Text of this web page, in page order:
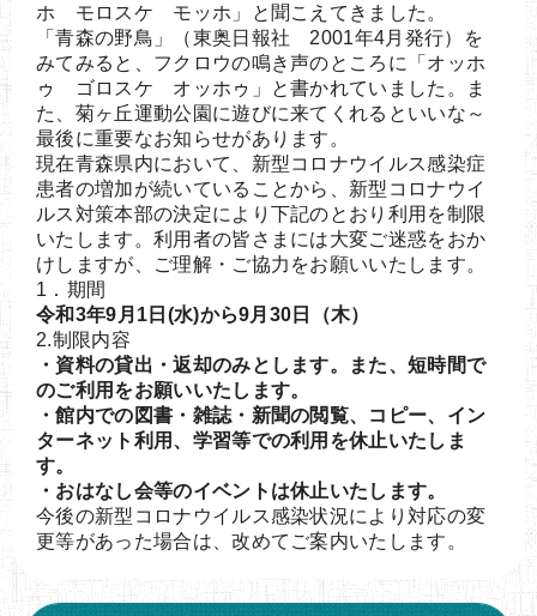
ホ モロスケ モッホ」と聞こえてきました。
「青森の野鳥」（東奥日報社 2001年4月発行）を
みてみると、フクロウの鳴き声のところに「オッホ
ゥ ゴロスケ オッホゥ」と書かれていました。ま
た、菊ヶ丘運動公園に遊びに来てくれるといいな～
最後に重要なお知らせがあります。
現在青森県内において、新型コロナウイルス感染症
患者の増加が続いていることから、新型コロナウイ
ルス対策本部の決定により下記のとおり利用を制限
いたします。利用者の皆さまには大変ご迷惑をおか
けしますが、ご理解・ご協力をお願いいたします。
1．期間
令和3年9月1日(水)から9月30日（木）
2.制限内容
・資料の貸出・返却のみとします。また、短時間で
のご利用をお願いいたします。
・館内での図書・雑誌・新聞の閲覧、コピー、イン
ターネット利用、学習等での利用を休止いたしま
す。
・おはなし会等のイベントは休止いたします。
今後の新型コロナウイルス感染状況により対応の変
更等があった場合は、改めてご案内いたします。